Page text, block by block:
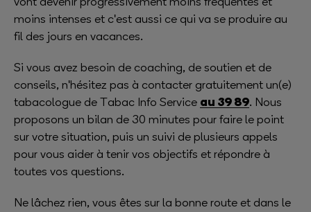
moins intenses et c'est aussi ce qui va se produire au
fil des jours en vacances.
Si vous avez besoin de coaching, de soutien et de
conseils, n'hésitez pas à contacter gratuitement un(e)
tabacologue de Tabac Info Service au 39 89. Nous
proposons un bilan de 30 minutes pour faire le point
sur votre situation, puis un suivi de plusieurs appels
pour vous aider à tenir vos objectifs et répondre à
toutes vos questions.
Ne lâchez rien, vous êtes sur la bonne route et dans le